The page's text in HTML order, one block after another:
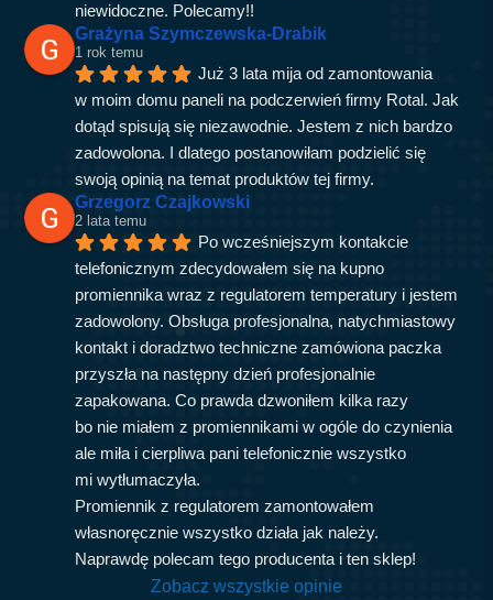
niewidoczne. Polecamy!!
Grażyna Szymczewska-Drabik
1 rok temu
Już 3 lata mija od zamontowania
w moim domu paneli na podczerwień firmy Rotal. Jak
dotąd spisują się niezawodnie. Jestem z nich bardzo
zadowolona. I dlatego postanowiłam podzielić się
swoją opinią na temat produktów tej firmy.
Grzegorz Czajkowski
2 lata temu
Po wcześniejszym kontakcie
telefonicznym zdecydowałem się na kupno
promiennika wraz z regulatorem temperatury i jestem
zadowolony. Obsługa profesjonalna, natychmiastowy
kontakt i doradztwo techniczne zamówiona paczka
przyszła na następny dzień profesjonalnie
zapakowana. Co prawda dzwoniłem kilka razy
bo nie miałem z promiennikami w ogóle do czynienia
ale miła i cierpliwa pani telefonicznie wszystko
mi wytłumaczyła.
Promiennik z regulatorem zamontowałem
własnoręcznie wszystko działa jak należy.
Naprawdę polecam tego producenta i ten sklep!
Zobacz wszystkie opinie